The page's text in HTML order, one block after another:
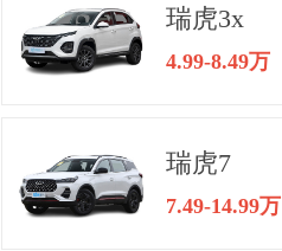
瑞虎3x
4.99-8.49万
瑞虎7
7.49-14.99万